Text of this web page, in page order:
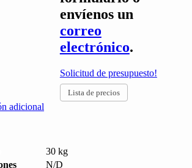
envíenos un
correo
electrónico.
Solicitud de presupuesto!
Lista de precios
adicional
30 kg
N/D